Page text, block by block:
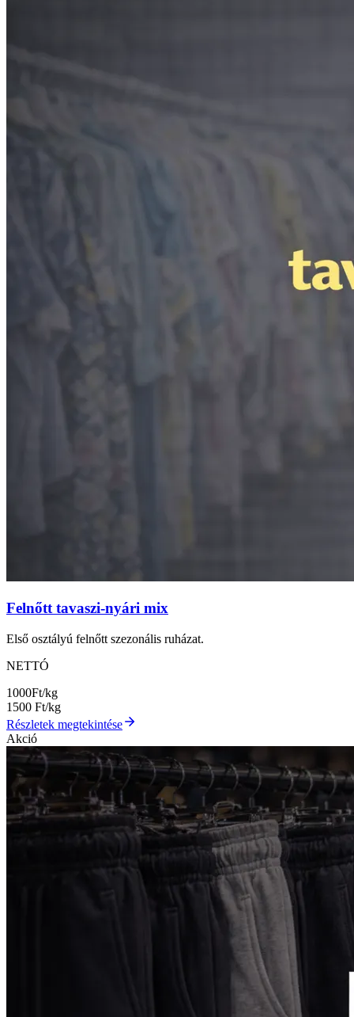
Felnőtt tavaszi-nyári mix
Első osztályú felnőtt szezonális ruházat.
NETTÓ
1000Ft/kg
1500 Ft/kg
Részletek megtekintése
Akció